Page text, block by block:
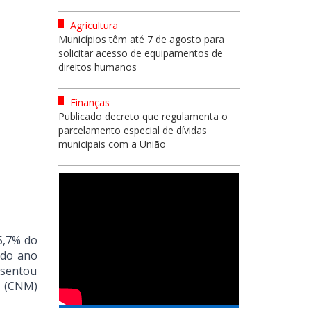
do
ano
Agricultura
Municípios têm até 7 de agosto para
solicitar acesso de equipamentos de
direitos humanos
Finanças
Publicado decreto que regulamenta o
parcelamento especial de dívidas
municipais com a União